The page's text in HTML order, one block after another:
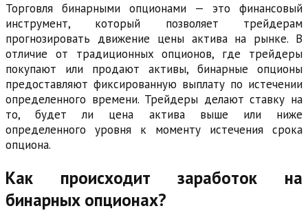
Торговля бинарными опционами — это финансовый
инструмент, который позволяет трейдерам
прогнозировать движение цены актива на рынке. В
отличие от традиционных опционов, где трейдеры
покупают или продают активы, бинарные опционы
предоставляют фиксированную выплату по истечении
определенного времени. Трейдеры делают ставку на
то, будет ли цена актива выше или ниже
определенного уровня к моменту истечения срока
опциона.
Как происходит заработок на
бинарных опционах?